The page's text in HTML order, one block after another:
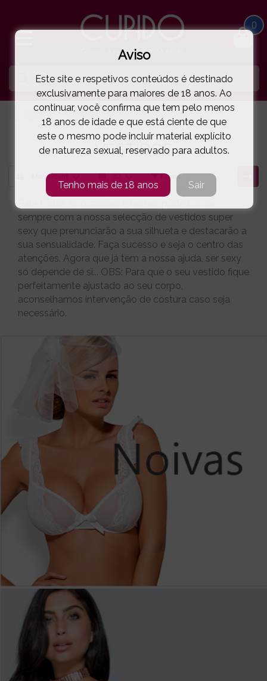
0
LINGERIE E ROUPA MULHER VESTIDOS
VESTIDOS
Filtros
sempre com a nossa selecção de vestidos super
sexy que prenunciarão a sua silhueta e destacarão a
sua sensualidade. Faça sucesso e seja o centro das
atenções. Agora que já tem a nossa ajuda, ser sexy
só depende de si... OBS: Para que o seu vestido fique
perfeitamente ajustado ao seu corpo,
aconselhamos intervenção de costura caso seja
necessário.
Aviso
Este site e respetivos conteúdos é destinado
exclusivamente para maiores de 18 anos. Ao
continuar, você confirma que tem pelo menos
18 anos de idade e que está ciente de que
este o mesmo pode incluir material explícito
de natureza sexual, reservado para adultos.
Tenho mais de 18 anos Sair